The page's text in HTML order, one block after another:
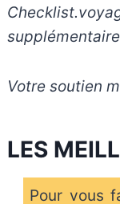
Votre soutien
LES
Pour vous